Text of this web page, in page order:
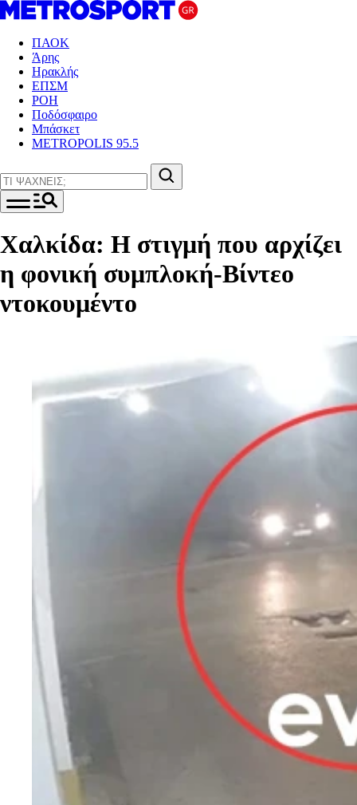
ΠΑΟΚ
Άρης
Ηρακλής
ΕΠΣΜ
ΡΟΗ
Ποδόσφαιρο
Μπάσκετ
METROPOLIS 95.5
Χαλκίδα: Η στιγμή που αρχίζει
η φονική συμπλοκή-Βίντεο
ντοκουμέντο